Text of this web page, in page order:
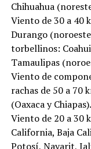
Chihuahua
Viento de 30 a 40
Durango
torbellinos:
Tamaulipas
Viento de
rachas de 50 a 70
(Oaxaca y Chiapas).
Viento de 20 a 30
California, Baja
Potosí, Nayarit,